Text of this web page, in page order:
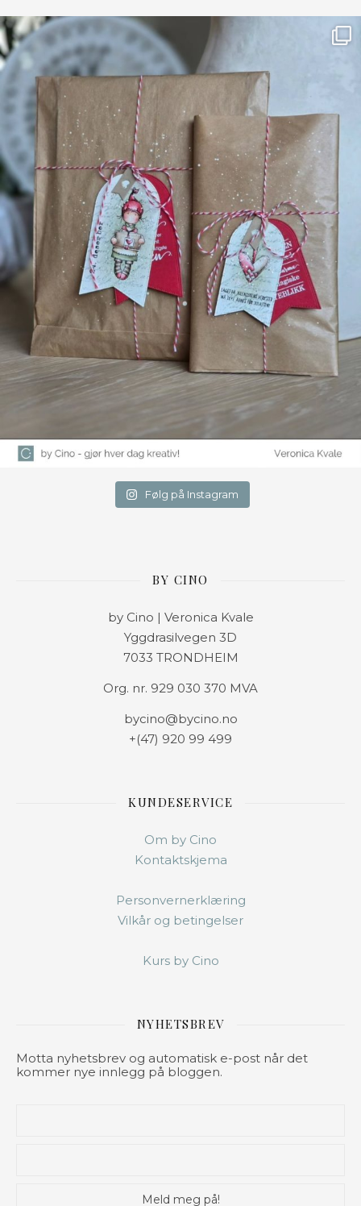
Farge
Følg på Instagram
BY CINO
by Cino | Veronica Kvale
Yggdrasilvegen 3D
7033 TRONDHEIM
Org. nr. 929 030 370 MVA
bycino@bycino.no
+(47) 920 99 499
KUNDESERVICE
Om by Cino
Kontaktskjema
Personvernerklæring
Vilkår og betingelser
Kurs by Cino
NYHETSBREV
Motta nyhetsbrev og automatisk e-post når det
kommer nye innlegg på bloggen.